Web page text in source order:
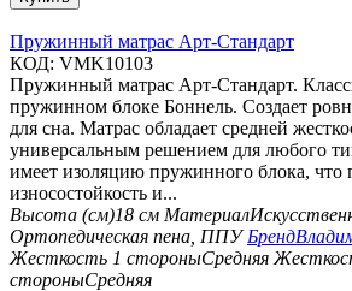
Пружинный матрас Арт-Стандарт
КОД: VMK10103
Пружинный матрас Арт-Стандарт.
пружинном блоке Боннель. Создает
для сна. Матрас обладает средней
универсальным решением для любого
имеет изоляцию пружинного блока, что
износостойкость и...
Высота (см)18 см Материал
Ортопедическая пена, ППУ Бренд
Жесткость 1 стороныСредняя
стороныСредняя